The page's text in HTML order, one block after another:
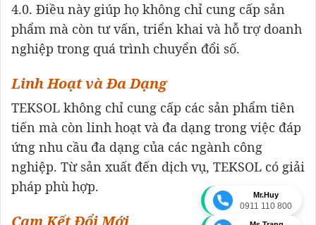
Mr.Huy
0911 110 800
4.0. Điều này giúp họ không chỉ cung cấp sản
phẩm mà còn tư vấn, triển khai và hỗ trợ doanh
nghiệp trong quá trình chuyển đổi số.
Linh Hoạt và Đa Dạng
TEKSOL không chỉ cung cấp các sản phẩm tiên
tiến mà còn linh hoạt và đa dạng trong việc đáp
ứng nhu cầu đa dạng của các ngành công
nghiệp. Từ sản xuất đến dịch vụ, TEKSOL có giải
pháp phù hợp.
Cam Kết Đổi Mới